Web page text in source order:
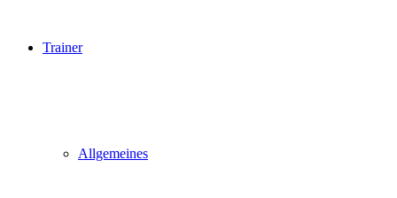
Trainer
Allgemeines